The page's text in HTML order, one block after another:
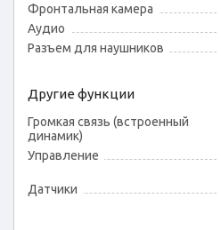
Фронтальная камера
Аудио
Разъем для наушников
Другие функции
Громкая связь (встроенный
динамик)
Управление
Датчики